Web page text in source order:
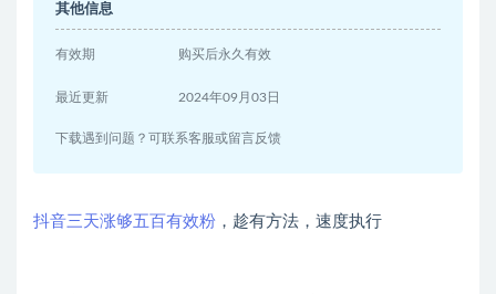
其他信息
有效期 购买后永久有效
最近更新 2024年09月03日
下载遇到问题？可联系客服或留言反馈
抖音三天涨够五百有效粉 ，趁有方法，速度执行